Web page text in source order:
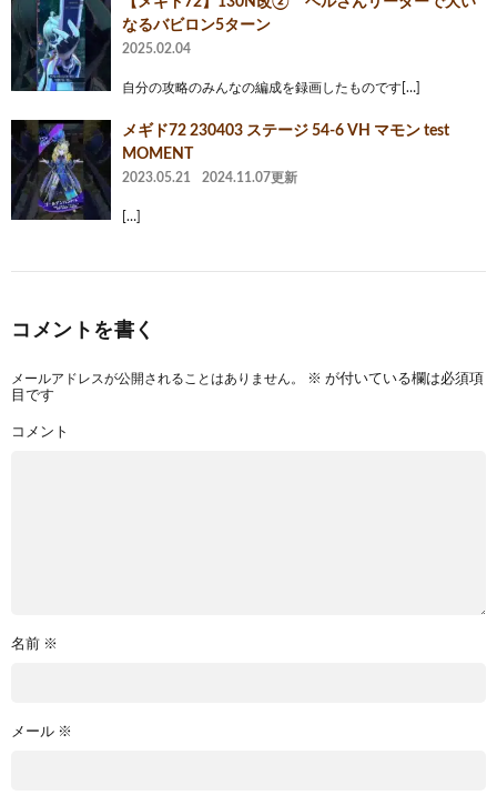
なるバビロン5ターン
2025.02.04
自分の攻略のみんなの編成を録画したものです[…]
メギド72 230403 ステージ 54-6 VH マモン test
MOMENT
2023.05.21 2024.11.07更新
[…]
コメントを書く
メールアドレスが公開されることはありません。 ※ が付いている欄は必須項
目です
コメント
名前 ※
メール ※